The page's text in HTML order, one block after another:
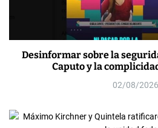
Desinformar sobre la
Caputo y la
02/08/2026